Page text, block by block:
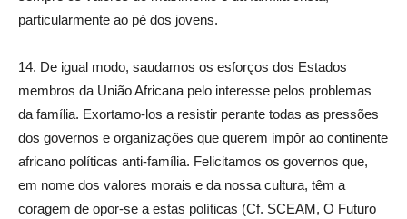
particularmente ao pé dos jovens.
14. De igual modo, saudamos os esforços dos Estados
membros da União Africana pelo interesse pelos problemas
da família. Exortamo-los a resistir perante todas as pressões
dos governos e organizações que querem impôr ao continente
africano políticas anti-família. Felicitamos os governos que,
em nome dos valores morais e da nossa cultura, têm a
coragem de opor-se a estas políticas (Cf. SCEAM, O Futuro